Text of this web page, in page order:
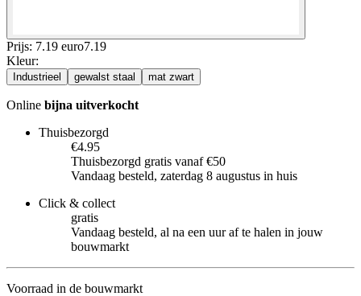
Prijs: 7.19 euro7.19
Kleur:
Industrieel gewalst staal mat zwart
Online bijna uitverkocht
Thuisbezorgd
€4.95
Thuisbezorgd gratis vanaf €50
Vandaag besteld, zaterdag 8 augustus in huis
Click & collect
gratis
Vandaag besteld, al na een uur af te halen in jouw
bouwmarkt
Voorraad in de bouwmarkt